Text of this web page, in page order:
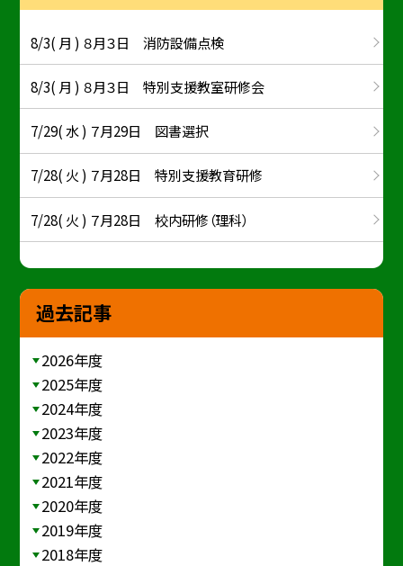
8/3( 月 ) ８月３日 消防設備点検
8/3( 月 ) ８月３日 特別支援教室研修会
7/29( 水 ) ７月29日 図書選択
7/28( 火 ) ７月28日 特別支援教育研修
7/28( 火 ) ７月28日 校内研修（理科）
過去記事
2026年度
2025年度
2024年度
2023年度
2022年度
2021年度
2020年度
2019年度
2018年度